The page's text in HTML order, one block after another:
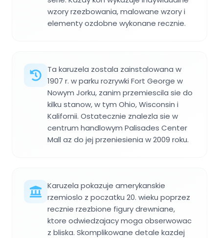
wzory rzezbowania, malowane wzory i
elementy ozdobne wykonane recznie.
Ta karuzela zostala zainstalowana w
1907 r. w parku rozrywki Fort George w
Nowym Jorku, zanim przemiescila sie do
kilku stanow, w tym Ohio, Wisconsin i
Kalifornii. Ostatecznie znalezla sie w
centrum handlowym Palisades Center
Mall az do jej przeniesienia w 2009 roku.
Karuzela pokazuje amerykanskie
rzemioslo z poczatku 20. wieku poprzez
recznie rzezbione figury drewniane,
ktore odwiedzajacy moga obserwowac
z bliska. Skomplikowane detale kazdej